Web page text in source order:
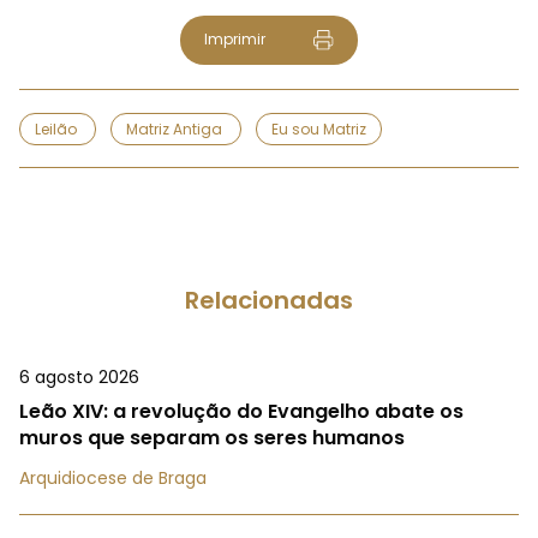
Imprimir
Leilão Matriz Antiga Eu sou Matriz
Relacionadas
6 agosto 2026
Leão XIV: a revolução do Evangelho abate os
muros que separam os seres humanos
Arquidiocese de Braga